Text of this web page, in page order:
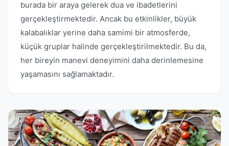
burada bir araya gelerek dua ve ibadetlerini
gerçekleştirmektedir. Ancak bu etkinlikler, büyük
kalabalıklar yerine daha samimi bir atmosferde,
küçük gruplar halinde gerçekleştirilmektedir. Bu da,
her bireyin manevi deneyimini daha derinlemesine
yaşamasını sağlamaktadır.